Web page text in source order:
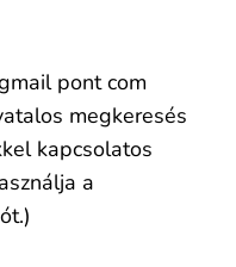
pont com
megkeresés
kapcsolatos
a